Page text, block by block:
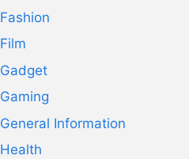
Fashion
Film
Gadget
Gaming
General Information
Health